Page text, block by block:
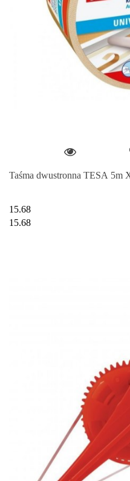
Taśma dwustronna TESA 5m
15.68
15.68